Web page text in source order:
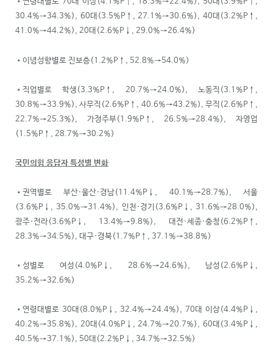
30.4%→34.3%), 60대(3.5%P↑, 27.1%→30.6%), 40대(3.2%P↑,
41.0%→44.2%), 20대(2.6%P↓, 29.0%→26.4%)
•이념성향별로 진보층(1.2%P↑, 52.8%→54.0%)
•직업별로 학생(3.3%P↑, 20.7%→24.0%), 노동직(3.1%P↑,
30.8%→33.9%), 사무직(2.6%P↑, 40.6%→43.2%), 무직(2.6%P↑,
22.7%→25.3%), 가정주부(1.9%P↑, 26.5%→28.4%), 자영업
(1.5%P↑, 28.7%→30.2%)
국민의힘 응답자 특성별 변화
•권역별로 부산·울산·경남(11.4%P↓, 40.1%→28.7%), 서울
(3.6%P↓, 35.0%→31.4%), 인천·경기(3.6%P↓, 31.6%→28.0%),
광주·전라(3.6%P↓, 13.4%→9.8%), 대전·세종·충청(6.2%P↑,
28.3%→34.5%), 대구·경북(1.7%P↑, 37.1%→38.8%)
•성별로 여성(4.0%P↓, 28.6%→24.6%), 남성(2.6%P↓,
35.2%→32.6%)
•연령대별로 30대(8.0%P↓, 32.4%→24.4%), 70대 이상(4.4%P↓,
40.2%→35.8%), 20대(4.0%P↓, 24.7%→20.7%), 60대(3.4%P↓,
40.5%→37.1%), 50대(2.2%P↓, 34.7%→32.5%)